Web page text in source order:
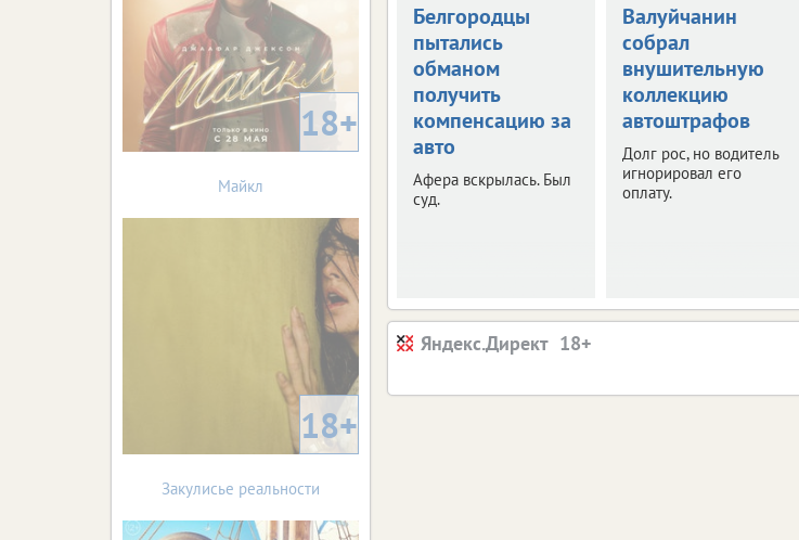
Белгородцы
пытались
обманом
получить
компенсацию за
авто
Афера вскрылась. Был
суд.
Валуйчанин
собрал
внушительную
коллекцию
автоштрафов
Долг рос, но водитель
игнорировал его
оплату.
Яндекс.Директ
18+
Майкл
18+
Закулисье реальности